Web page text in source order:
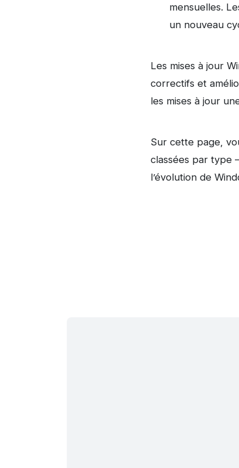
mensuelles.
un nouveau
Les mises à jour
correctifs et
les mises à jour
Sur cette page,
classées par type
l’évolution de